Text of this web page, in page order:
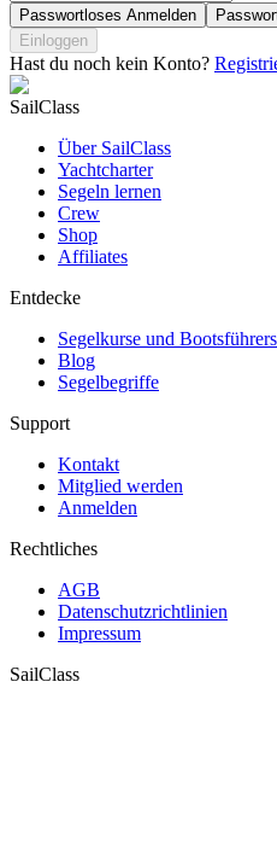
Passwortloses Anmelden
Einloggen
Hast du noch kein Konto?
SailClass
Über SailClass
Yachtcharter
Segeln lernen
Crew
Shop
Affiliates
Entdecke
Segelkurse und
Blog
Segelbegriffe
Support
Kontakt
Mitglied werden
Anmelden
Rechtliches
AGB
Datenschutzrichtlinien
Impressum
SailClass